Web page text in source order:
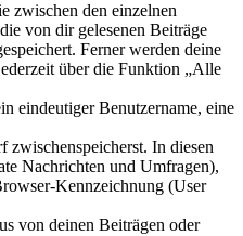
zwischen den einzelnen
von dir gelesenen Beiträge
Ferner werden deine
über die Funktion „Alle
eindeutiger Benutzername, eine
zwischenspeicherst. In diesen
Nachrichten und Umfragen),
Kennzeichnung (User
von deinen Beiträgen oder